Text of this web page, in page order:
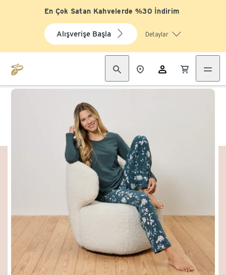
En Çok Satan Kahvelerde %30 İndirim
Alışverişe Başla Detaylar